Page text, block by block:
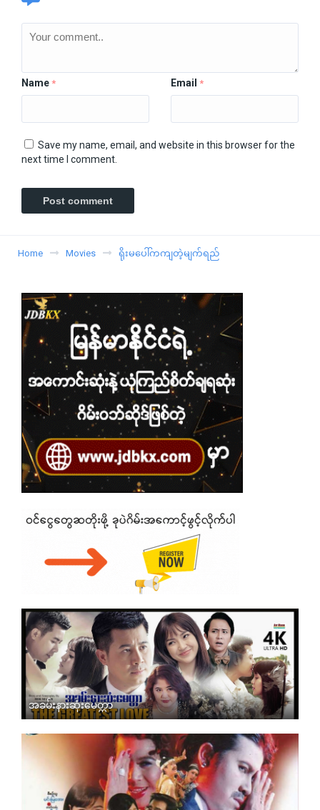
Name * Email *
Save my name, email, and website in this browser for the
next time I comment.
Home Movies ရိုးမပေါ်ကကျတဲ့မျက်ရည်
အခမ်းနားဆုံးမေတ္တာ